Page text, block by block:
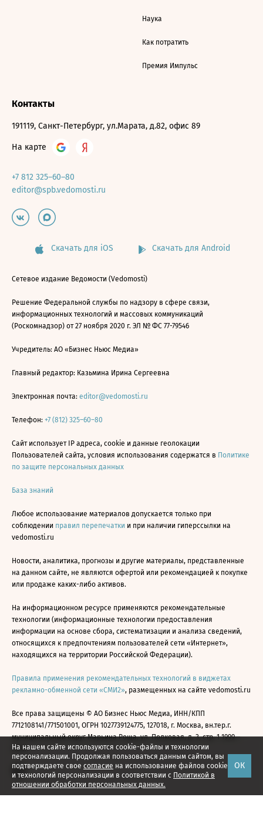
На нашем сайте используются cookie-файлы и технологии
персонализации. Продолжая пользоваться данным сайтом, вы
подтверждаете свое согласие на использование файлов cookie
и технологий персонализации в соответствии с Политикой в
отношении обработки персональных данных.
ОК
Наука
Как потратить
Премия Импульс
Контакты
191119, Санкт-Петербург, ул.Марата, д.82, офис 89
На карте
+7 812 325–60–80
editor@spb.vedomosti.ru
Скачать для iOS Скачать для Android
Сетевое издание Ведомости (Vedomosti)
Решение Федеральной службы по надзору в сфере связи,
информационных технологий и массовых коммуникаций
(Роскомнадзор) от 27 ноября 2020 г. ЭЛ № ФС 77-79546
Учредитель: АО «Бизнес Ньюс Медиа»
Главный редактор: Казьмина Ирина Сергеевна
Электронная почта: editor@vedomosti.ru
Телефон: +7 (812) 325–60–80
Сайт использует IP адреса, cookie и данные геолокации
Пользователей сайта, условия использования содержатся в Политике
по защите персональных данных
База знаний
Любое использование материалов допускается только при
соблюдении правил перепечатки и при наличии гиперссылки на
vedomosti.ru
Новости, аналитика, прогнозы и другие материалы, представленные
на данном сайте, не являются офертой или рекомендацией к покупке
или продаже каких-либо активов.
На информационном ресурсе применяются рекомендательные
технологии (информационные технологии предоставления
информации на основе сбора, систематизации и анализа сведений,
относящихся к предпочтениям пользователей сети «Интернет»,
находящихся на территории Российской Федерации).
Правила применения рекомендательных технологий в виджетах
рекламно-обменной сети «СМИ2», размещенных на сайте vedomosti.ru
Все права защищены © АО Бизнес Ньюс Медиа, ИНН/КПП
7712108141/771501001, ОГРН 1027739124775, 127018, г. Москва, вн.тер.г.
муниципальный округ Марьина Роща, ул. Полковая, д. 3, стр. 1 1999—
2026